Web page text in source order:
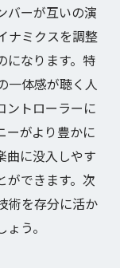
バーが互いの演
ナミクスを調整
になります。特
一体感が聴く人
ントローラーに
ーがより豊かに
曲に没入しやす
ができます。次
術を存分に活か
う。